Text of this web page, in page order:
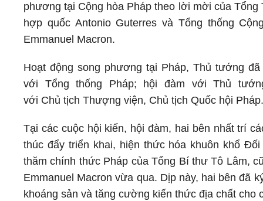
phương tại Cộng hòa Pháp theo lời mời của Tổng
hợp quốc Antonio Guterres và Tổng thống
Emmanuel Macron.
Hoạt động song phương tại Pháp, Thủ tướng
với Tổng thống Pháp; hội đàm với Thủ
với Chủ tịch Thượng viện, Chủ tịch Quốc hội
Tại các cuộc hội kiến, hội đàm, hai bên nhất trí
thúc đẩy triển khai, hiện thức hóa khuôn khổ
thăm chính thức Pháp của Tổng Bí thư Tô Lâm,
Emmanuel Macron vừa qua. Dịp này, hai bên đã
khoáng sản và tăng cường kiến thức địa chất cho